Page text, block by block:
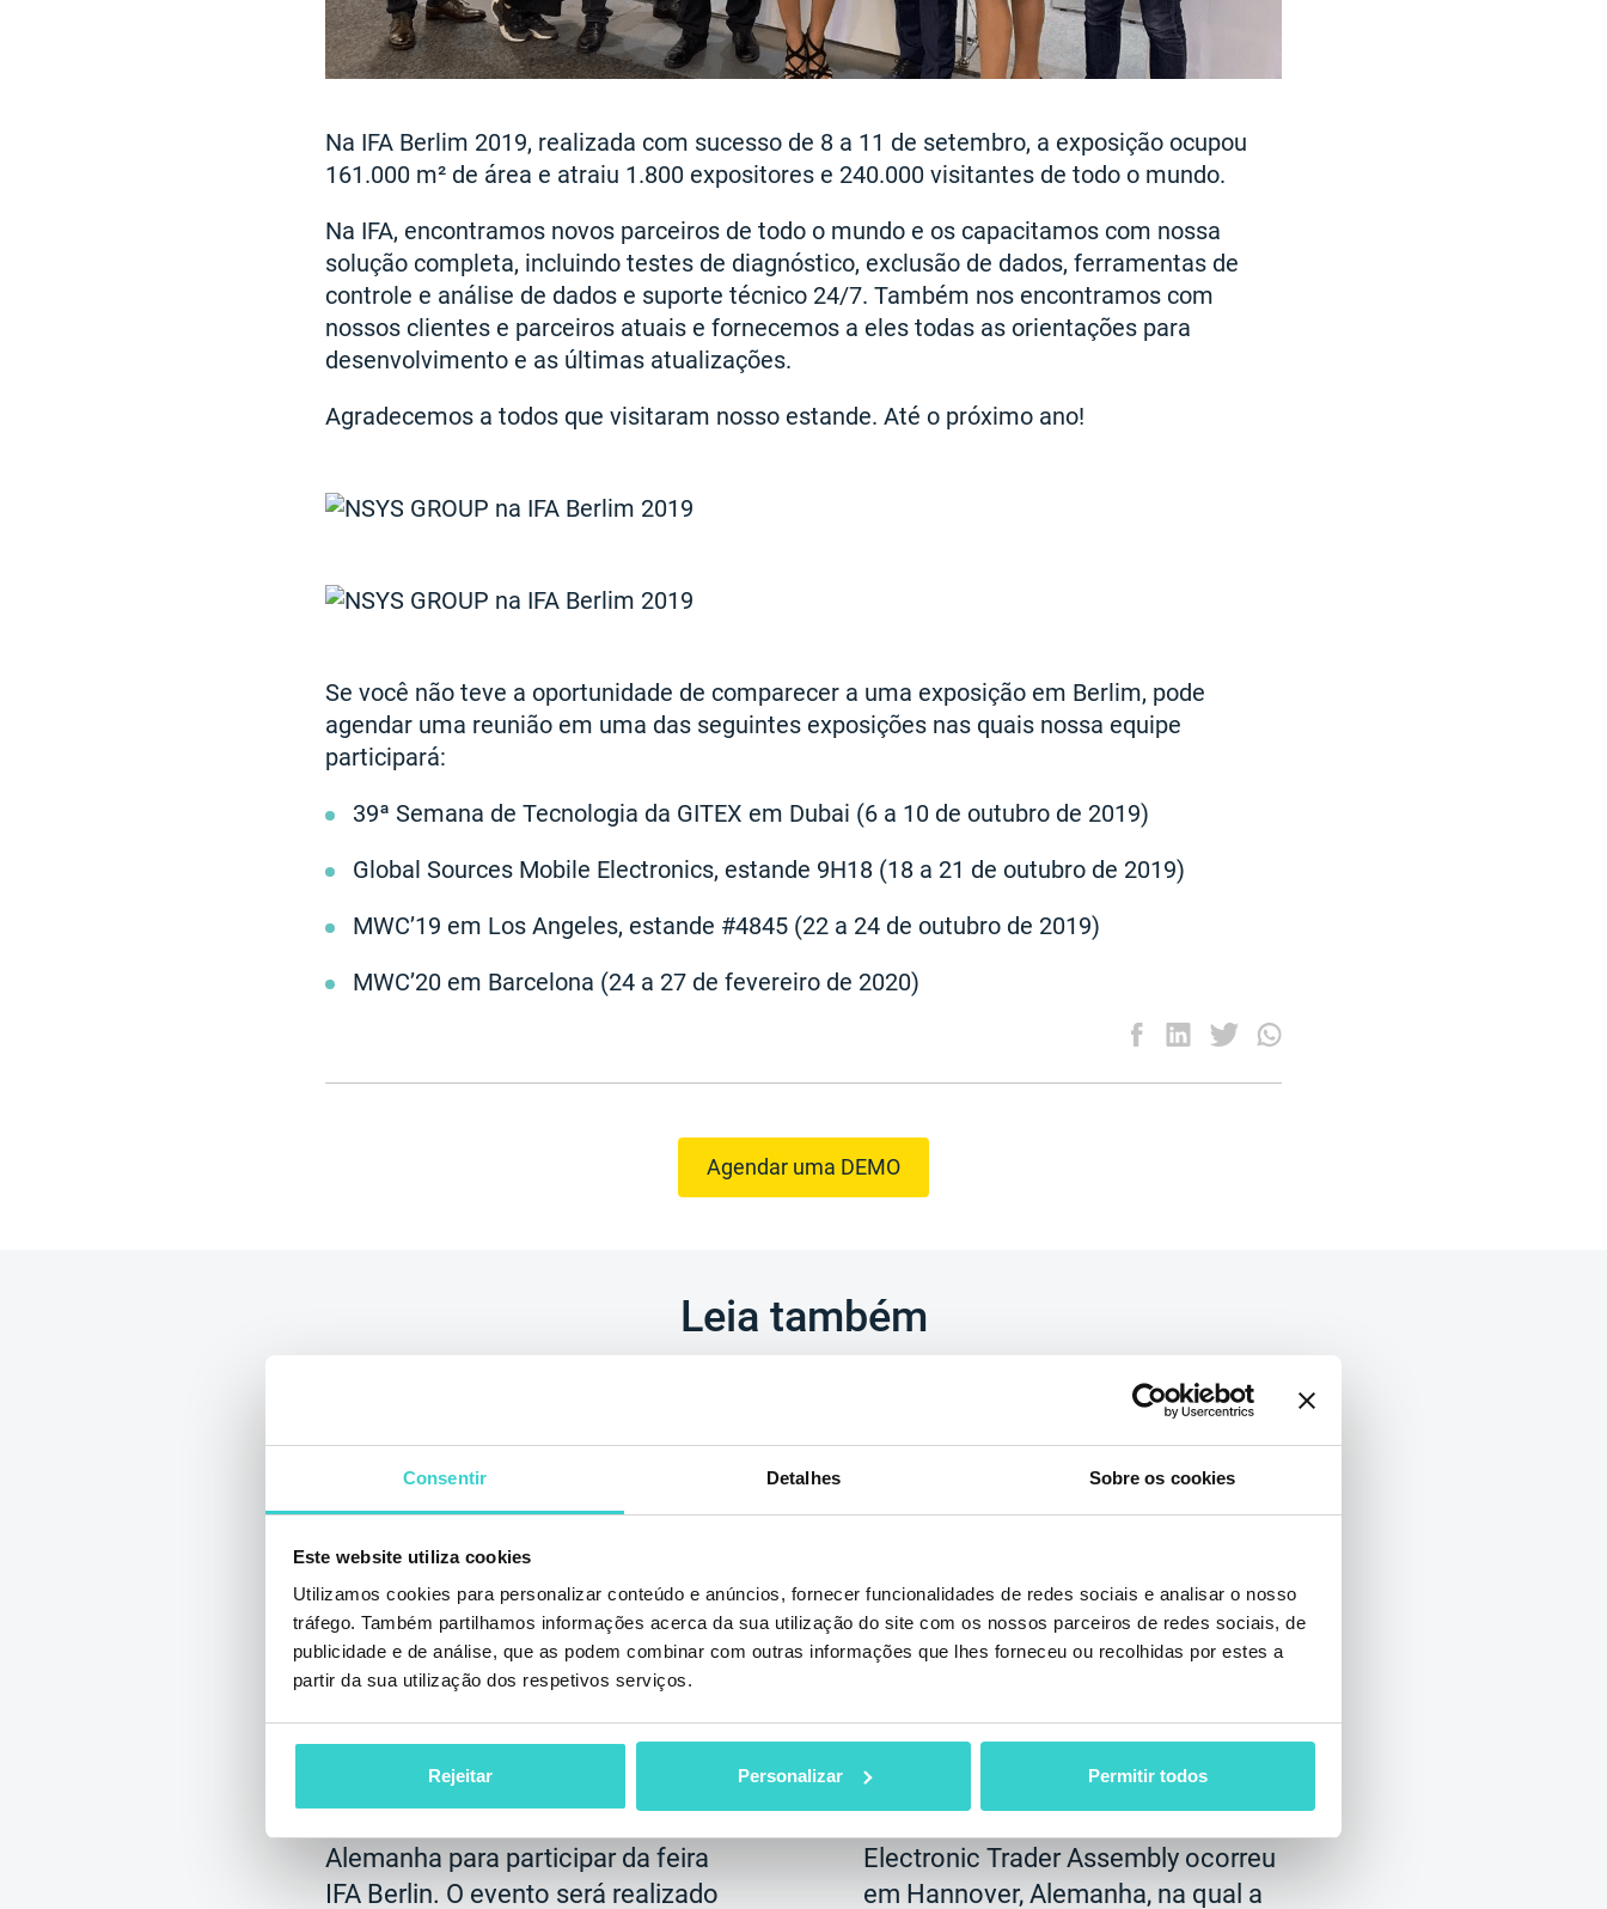
Consentir Detalhes Sobre os cookies
Este website utiliza cookies
Utilizamos cookies para personalizar conteúdo e anúncios, fornecer funcionalidades de redes sociais e analisar o nosso
tráfego. Também partilhamos informações acerca da sua utilização do site com os nossos parceiros de redes sociais, de
publicidade e de análise, que as podem combinar com outras informações que lhes forneceu ou recolhidas por estes a
partir da sua utilização dos respetivos serviços.
Rejeitar Personalizar Permitir todos
Na IFA Berlim 2019, realizada com sucesso de 8 a 11 de setembro, a exposição ocupou
161.000 m² de área e atraiu 1.800 expositores e 240.000 visitantes de todo o mundo.
Na IFA, encontramos novos parceiros de todo o mundo e os capacitamos com nossa
solução completa, incluindo testes de diagnóstico, exclusão de dados, ferramentas de
controle e análise de dados e suporte técnico 24/7. Também nos encontramos com
nossos clientes e parceiros atuais e fornecemos a eles todas as orientações para
desenvolvimento e as últimas atualizações.
Agradecemos a todos que visitaram nosso estande. Até o próximo ano!
Se você não teve a oportunidade de comparecer a uma exposição em Berlim, pode
agendar uma reunião em uma das seguintes exposições nas quais nossa equipe
participará:
39ª Semana de Tecnologia da GITEX em Dubai (6 a 10 de outubro de 2019)
Global Sources Mobile Electronics, estande 9H18 (18 a 21 de outubro de 2019)
MWC’19 em Los Angeles, estande #4845 (22 a 24 de outubro de 2019)
MWC’20 em Barcelona (24 a 27 de fevereiro de 2020)
Agendar uma DEMO
Leia também
IFA Berlim, 6-11 de
setembro de 2019
terça-feira 27 agosto 2019
NSYS Group Team
Alemanha para participar da feira
IFA Berlin. O evento será realizado
NSYS GROUP no META
segunda-feira 08 julho 2019
Electronic Trader Assembly ocorreu
em Hannover, Alemanha, na qual a